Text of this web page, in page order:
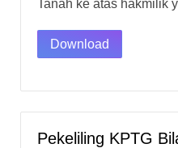
Tanah ke atas hakmilik
Download
Pekeliling KPTG